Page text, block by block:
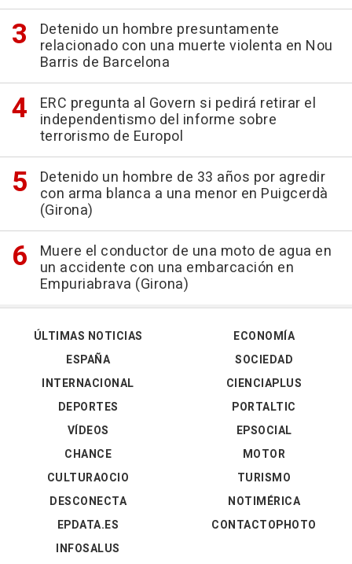
Detenido un hombre presuntamente
relacionado con una muerte violenta en Nou
Barris de Barcelona
ERC pregunta al Govern si pedirá retirar el
independentismo del informe sobre
terrorismo de Europol
Detenido un hombre de 33 años por agredir
con arma blanca a una menor en Puigcerdà
(Girona)
Muere el conductor de una moto de agua en
un accidente con una embarcación en
Empuriabrava (Girona)
ÚLTIMAS NOTICIAS
ESPAÑA
INTERNACIONAL
DEPORTES
VÍDEOS
ECONOMÍA
SOCIEDAD
CIENCIAPLUS
PORTALTIC
EPSOCIAL
CHANCE
CULTURAOCIO
DESCONECTA
EPDATA.ES
INFOSALUS
MOTOR
TURISMO
NOTIMÉRICA
CONTACTOPHOTO